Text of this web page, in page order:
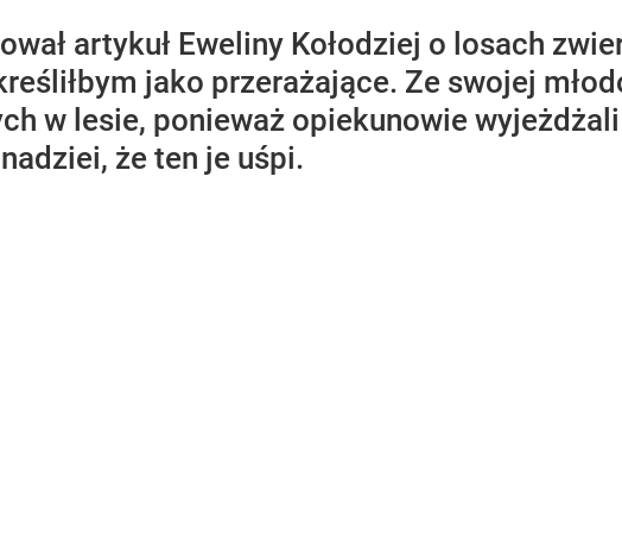
artykuł Eweliny Kołodziej o losach
jako przerażające. Ze swojej
w lesie, ponieważ opiekunowie
że ten je uśpi.